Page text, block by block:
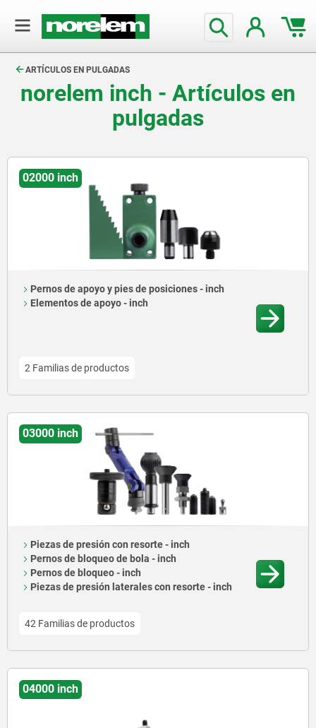
ARTÍCULOS EN PULGADAS
norelem inch - Artículos en
pulgadas
02000 inch
Pernos de apoyo y pies de posiciones - inch
Elementos de apoyo - inch
2 Familias de productos
03000 inch
Piezas de presión con resorte - inch
Pernos de bloqueo de bola - inch
Pernos de bloqueo - inch
Piezas de presión laterales con resorte - inch
42 Familias de productos
04000 inch